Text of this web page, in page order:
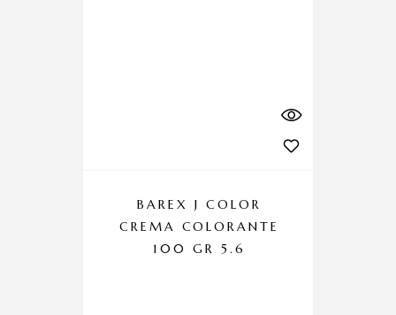
BAREX J COLOR
CREMA COLORANTE
100 GR 5.6